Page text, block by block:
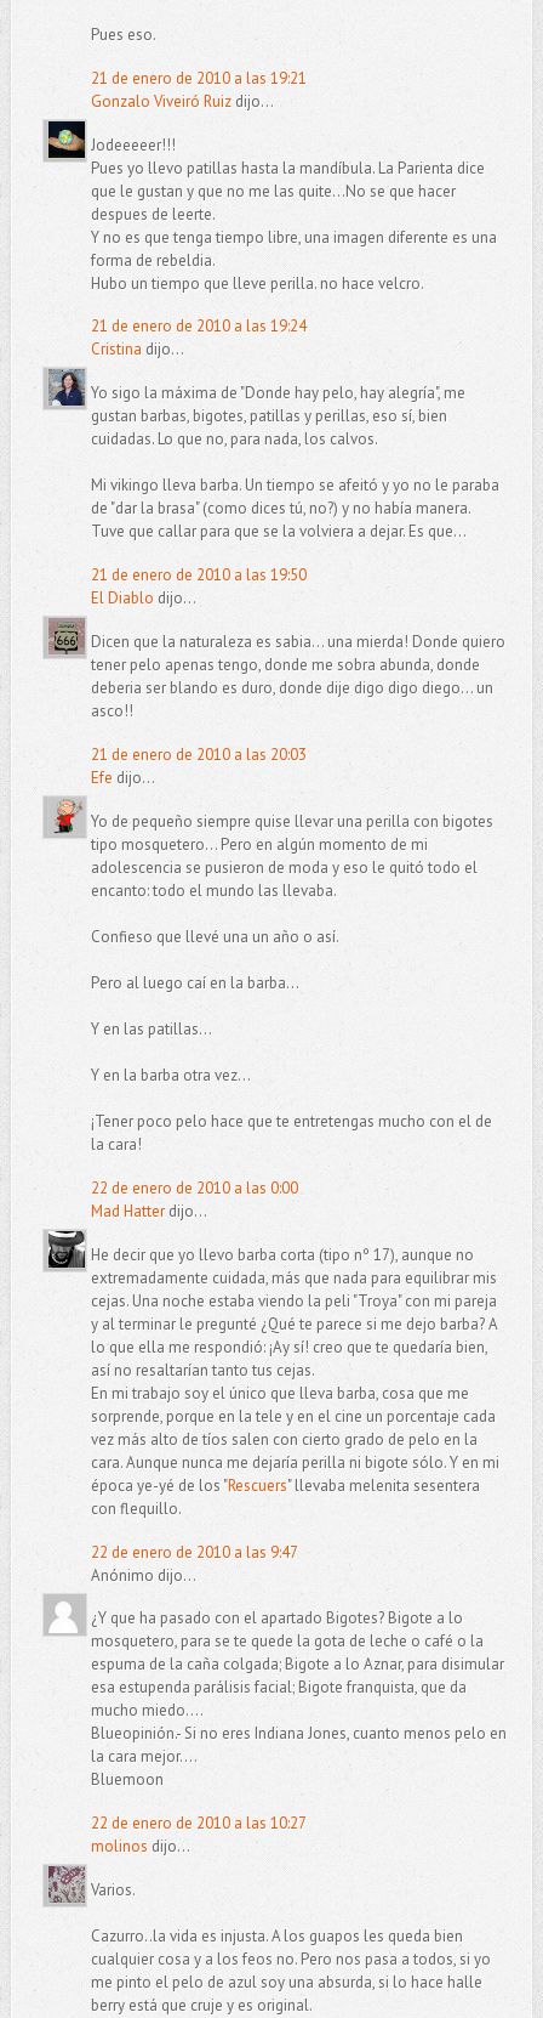
Pues eso.
21 de enero de 2010 a las 19:21
Gonzalo Viveiró Ruizdijo...
Jodeeeeer!!!
Pues yo llevo patillas hasta la mandíbula. La Parienta dice
que le gustan y que no me las quite...No se que hacer
despues de leerte.
Y no es que tenga tiempo libre, una imagen diferente es una
forma de rebeldia.
Hubo un tiempo que lleve perilla. no hace velcro.
21 de enero de 2010 a las 19:24
Cristina dijo...
Yo sigo la máxima de "Donde hay pelo, hay alegría", me
gustan barbas, bigotes, patillas y perillas, eso sí, bien
cuidadas. Lo que no, para nada, los calvos.
Mi vikingo lleva barba. Un tiempo se afeitó y yo no le paraba
de "dar la brasa" (como dices tú, no?) y no había manera.
Tuve que callar para que se la volviera a dejar. Es que...
21 de enero de 2010 a las 19:50
El Diablo dijo...
Dicen que la naturaleza es sabia... una mierda! Donde quiero
tener pelo apenas tengo, donde me sobra abunda, donde
deberia ser blando es duro, donde dije digo digo diego... un
asco!!
21 de enero de 2010 a las 20:03
Efe dijo...
Yo de pequeño siempre quise llevar una perilla con bigotes
tipo mosquetero... Pero en algún momento de mi
adolescencia se pusieron de moda y eso le quitó todo el
encanto: todo el mundo las llevaba.
Confieso que llevé una un año o así.
Pero al luego caí en la barba...
Y en las patillas...
Y en la barba otra vez...
¡Tener poco pelo hace que te entretengas mucho con el de
la cara!
22 de enero de 2010 a las 0:00
Mad Hatterdijo...
He decir que yo llevo barba corta (tipo nº 17), aunque no
extremadamente cuidada, más que nada para equilibrar mis
cejas. Una noche estaba viendo la peli "Troya" con mi pareja
y al terminar le pregunté ¿Qué te parece si me dejo barba? A
lo que ella me respondió: ¡Ay sí! creo que te quedaría bien,
así no resaltarían tanto tus cejas.
En mi trabajo soy el único que lleva barba, cosa que me
sorprende, porque en la tele y en el cine un porcentaje cada
vez más alto de tíos salen con cierto grado de pelo en la
cara. Aunque nunca me dejaría perilla ni bigote sólo. Y en mi
época ye-yé de los "Rescuers" llevaba melenita sesentera
con flequillo.
22 de enero de 2010 a las 9:47
Anónimo dijo...
¿Y que ha pasado con el apartado Bigotes? Bigote a lo
mosquetero, para se te quede la gota de leche o café o la
espuma de la caña colgada; Bigote a lo Aznar, para disimular
esa estupenda parálisis facial; Bigote franquista, que da
mucho miedo....
Blueopinión.- Si no eres Indiana Jones, cuanto menos pelo en
la cara mejor....
Bluemoon
22 de enero de 2010 a las 10:27
molinos dijo...
Varios.
Cazurro..la vida es injusta. A los guapos les queda bien
cualquier cosa y a los feos no. Pero nos pasa a todos, si yo
me pinto el pelo de azul soy una absurda, si lo hace halle
berry está que cruje y es original.